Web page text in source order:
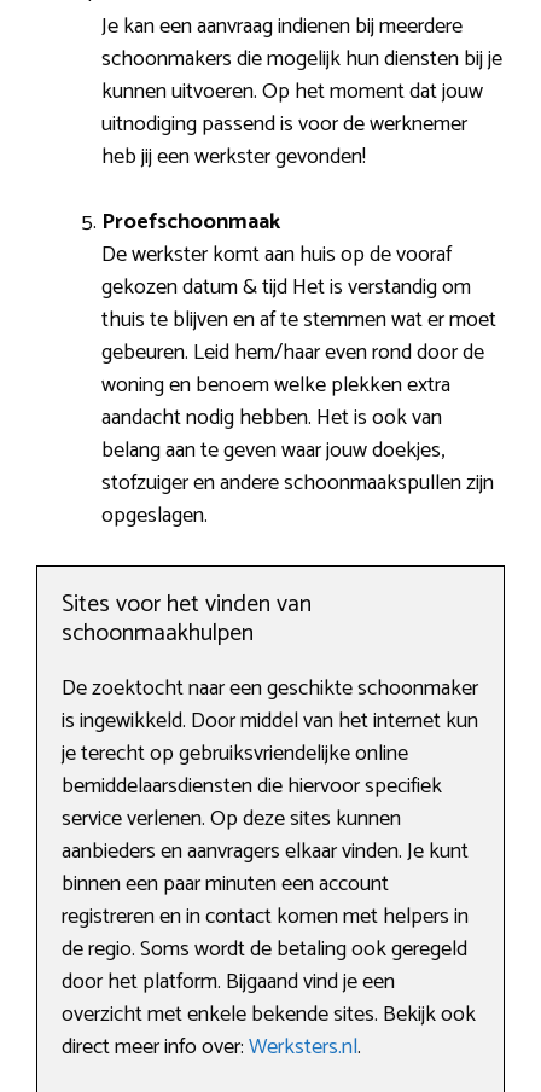
Je kan een aanvraag indienen bij meerdere
schoonmakers die mogelijk hun diensten bij je
kunnen uitvoeren. Op het moment dat jouw
uitnodiging passend is voor de werknemer
heb jij een werkster gevonden!
Proefschoonmaak
De werkster komt aan huis op de vooraf
gekozen datum & tijd Het is verstandig om
thuis te blijven en af te stemmen wat er moet
gebeuren. Leid hem/haar even rond door de
woning en benoem welke plekken extra
aandacht nodig hebben. Het is ook van
belang aan te geven waar jouw doekjes,
stofzuiger en andere schoonmaakspullen zijn
opgeslagen.
Sites voor het vinden van
schoonmaakhulpen
De zoektocht naar een geschikte schoonmaker
is ingewikkeld. Door middel van het internet kun
je terecht op gebruiksvriendelijke online
bemiddelaarsdiensten die hiervoor specifiek
service verlenen. Op deze sites kunnen
aanbieders en aanvragers elkaar vinden. Je kunt
binnen een paar minuten een account
registreren en in contact komen met helpers in
de regio. Soms wordt de betaling ook geregeld
door het platform. Bijgaand vind je een
overzicht met enkele bekende sites. Bekijk ook
direct meer info over:Werksters.nl.